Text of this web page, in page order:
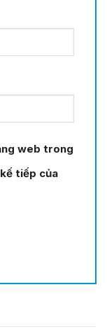
web trong
tiếp của